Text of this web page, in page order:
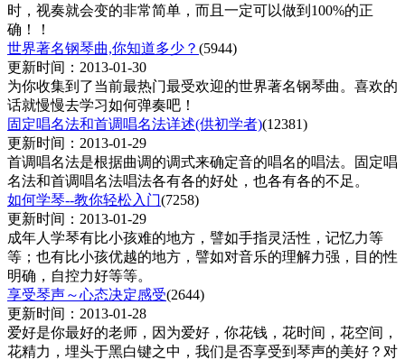
时，视奏就会变的非常简单，而且一定可以做到100%的正
确！！
世界著名钢琴曲,你知道多少？ (5944)
更新时间：2013-01-30
为你收集到了当前最热门最受欢迎的世界著名钢琴曲。喜欢的
话就慢慢去学习如何弹奏吧！
固定唱名法和首调唱名法详述(供初学者)(12381)
更新时间：2013-01-29
首调唱名法是根据曲调的调式来确定音的唱名的唱法。固定唱
名法和首调唱名法唱法各有各的好处，也各有各的不足。
如何学琴--教你轻松入门(7258)
更新时间：2013-01-29
成年人学琴有比小孩难的地方，譬如手指灵活性，记忆力等
等；也有比小孩优越的地方，譬如对音乐的理解力强，目的性
明确，自控力好等等。
享受琴声～心态决定感受(2644)
更新时间：2013-01-28
爱好是你最好的老师，因为爱好，你花钱，花时间，花空间，
花精力，埋头于黑白键之中，我们是否享受到琴声的美好？对